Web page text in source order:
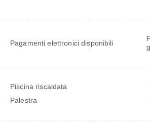
Pagamenti elettronici disponibili
Piscina riscaldata
Palestra